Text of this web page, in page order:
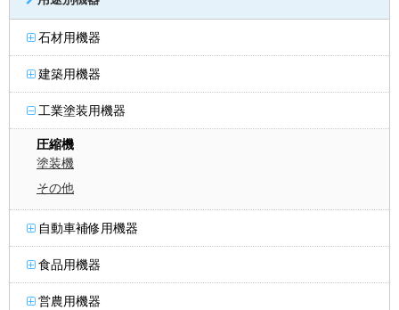
石材用機器
建築用機器
工業塗装用機器
圧縮機
塗装機
その他
自動車補修用機器
食品用機器
営農用機器